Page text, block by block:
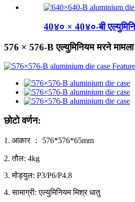
40४० × 40४०-बी
576 × 576-B एल्युमिनियम मरने मामला
छोटो वर्णन:
1. आकार ： 576*576*65mm
2. तौल: 4kg
3. मोड्युल: P3/P6/P4.8
4. सामाग्री: एल्युमिनियम मिश्र धातु